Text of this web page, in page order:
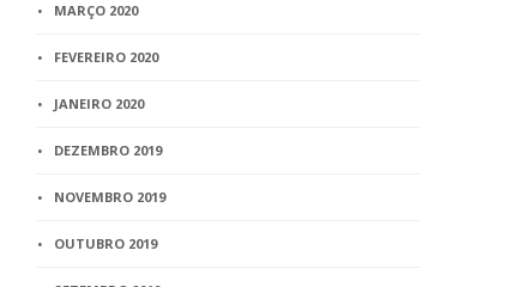
MARÇO 2020
FEVEREIRO 2020
JANEIRO 2020
DEZEMBRO 2019
NOVEMBRO 2019
OUTUBRO 2019